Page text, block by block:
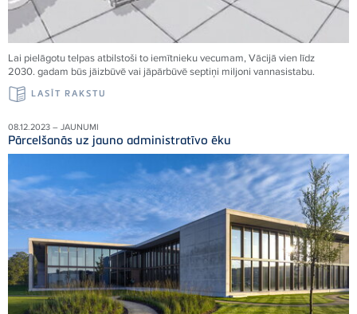
Lai pielāgotu telpas atbilstoši to iemītnieku vecumam, Vācijā vien līdz
2030. gadam būs jāizbūvē vai jāpārbūvē septiņi miljoni vannasistabu.
LASĪT RAKSTU
08.12.2023 – JAUNUMI
Pārcelšanās uz jauno administratīvo ēku